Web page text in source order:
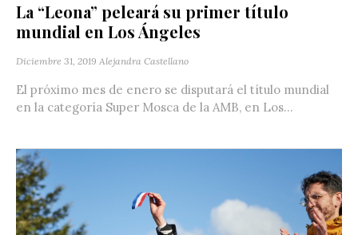
La “Leona” peleará su primer título
mundial en Los Ángeles
Diciembre 31, 2019 Alejandra Castellano
El próximo mes de enero se disputará el título mundial
en la categoría Super Mosca de la AMB, en Los...